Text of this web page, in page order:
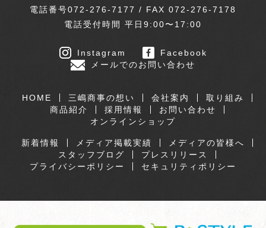
電話番号072-276-7177 / FAX 072-276-7178
電話受付時間 平日9:00〜17:00
Instagram
Facebook
メールでのお問い合わせ
HOME 三嶋商事の想い 会社案内
取り組み
商品紹介
採用情報
お問い合わせ
オンラインショップ
新着情報 メディア掲載実績
メディアの皆様へ
スタッフブログ
プレスリリース
プライバシーポリシー
セキュリティポリシー